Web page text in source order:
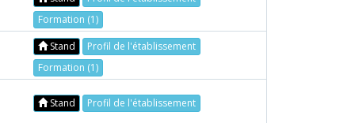
Formation (1)
Stand
Profil de l'établissement
Formation (1)
Stand Profil de l'établissement